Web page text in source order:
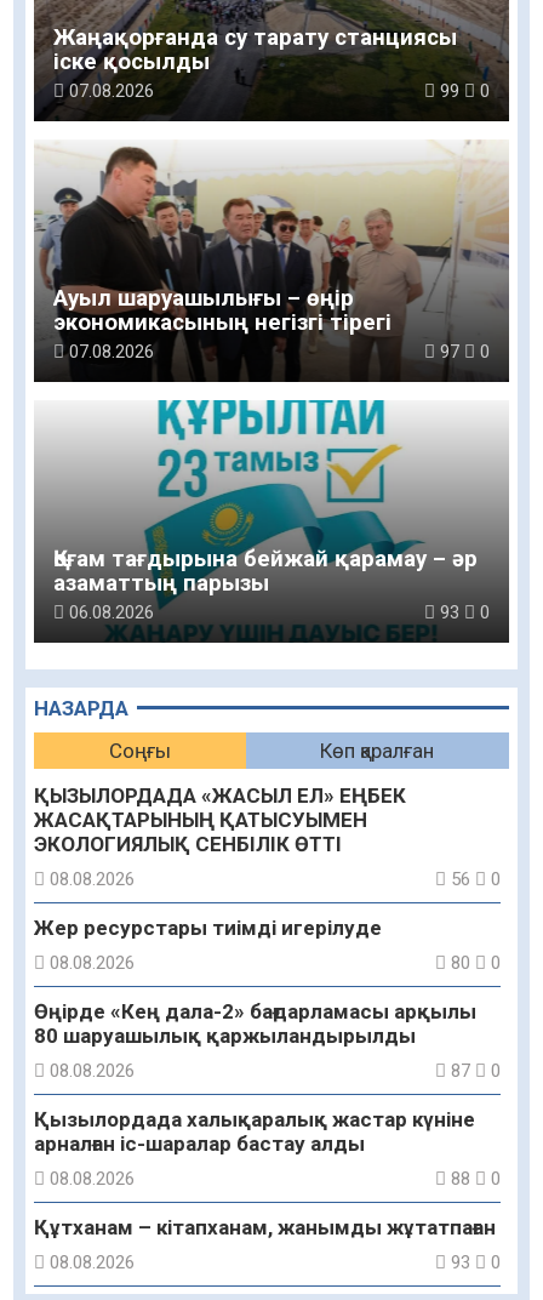
НАЗАРДА
Соңғы
Көп қаралған
ҚЫЗЫЛОРДАДА «ЖАСЫЛ ЕЛ» ЕҢБЕК
ЖАСАҚТАРЫНЫҢ ҚАТЫСУЫМЕН
ЭКОЛОГИЯЛЫҚ СЕНБІЛІК ӨТТІ
08.08.2026 56 0
Жер ресурстары тиімді игерілуде
08.08.2026 80 0
Өңірде «Кең дала-2» бағдарламасы арқылы
80 шаруашылық қаржыландырылды
08.08.2026 87 0
Қызылордада халықаралық жастар күніне
арналған іс-шаралар бастау алды
08.08.2026 88 0
Құтханам – кітапханам, жанымды жұтатпаған
08.08.2026 93 0
Жаңақорғанда су тарату станциясы
іске қосылды
07.08.2026 99 0
Ауыл шаруашылығы – өңір
экономикасының негізгі тірегі
07.08.2026 97 0
Қоғам тағдырына бейжай қарамау – әр
азаматтың парызы
06.08.2026 93 0